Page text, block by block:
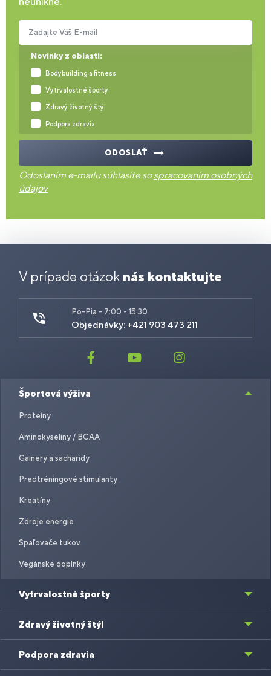
Novinky z oblasti:
Bodybuilding a fitness
Vytrvalostné športy
Zdravý životný štýl
Podpora zdravia
Zadajte Váš E-mail
ODOSLAŤ
Odoslaním e-mailu súhlasíte sospracovaním osobných
údajov
V prípade otázok nás kontaktujte
Po-Pia - 7:00 - 15:30
Objednávky: +421 903 473 211
Športová výživa
Proteíny
Aminokyseliny / BCAA
Gainery a sacharidy
Predtréningové stimulanty
Kreatíny
Zdroje energie
Spaľovače tukov
Vegánske doplnky
Vytrvalostné športy
Zdravý životný štýl
Podpora zdravia